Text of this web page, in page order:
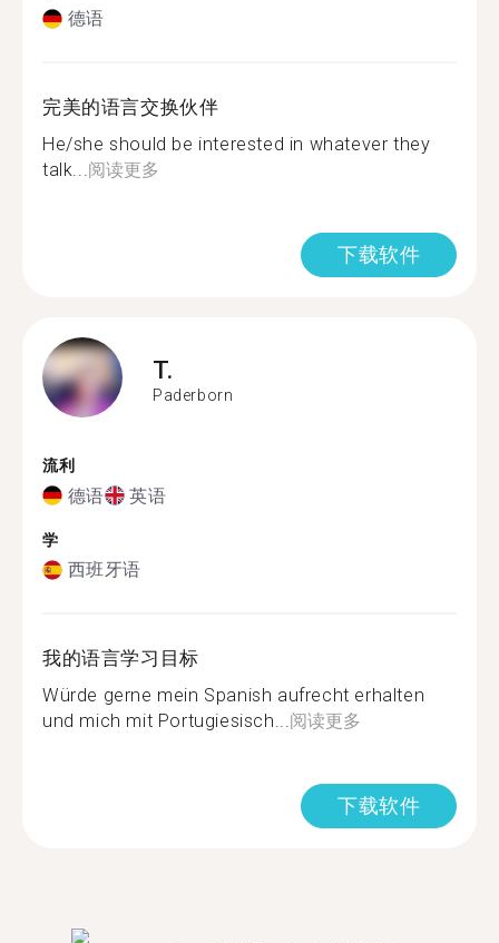
德语
完美的语言交换伙伴
He/she should be interested in whatever they
talk...阅读更多
下载软件
T.
Paderborn
流利
德语 英语
学
西班牙语
我的语言学习目标
Würde gerne mein Spanish aufrecht erhalten
und mich mit Portugiesisch...阅读更多
下载软件